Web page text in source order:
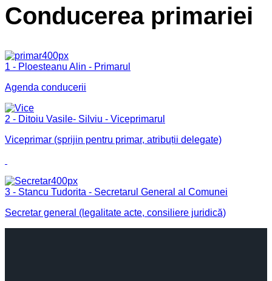
Conducerea primariei
1 - Ploesteanu Alin - Primarul
Agenda conducerii
2 - Ditoiu Vasile- Silviu - Viceprimarul
Viceprimar (sprijin pentru primar, atribuții delegate)
3 - Stancu Tudorita - Secretarul General al Comunei
Secretar general (legalitate acte, consiliere juridică)